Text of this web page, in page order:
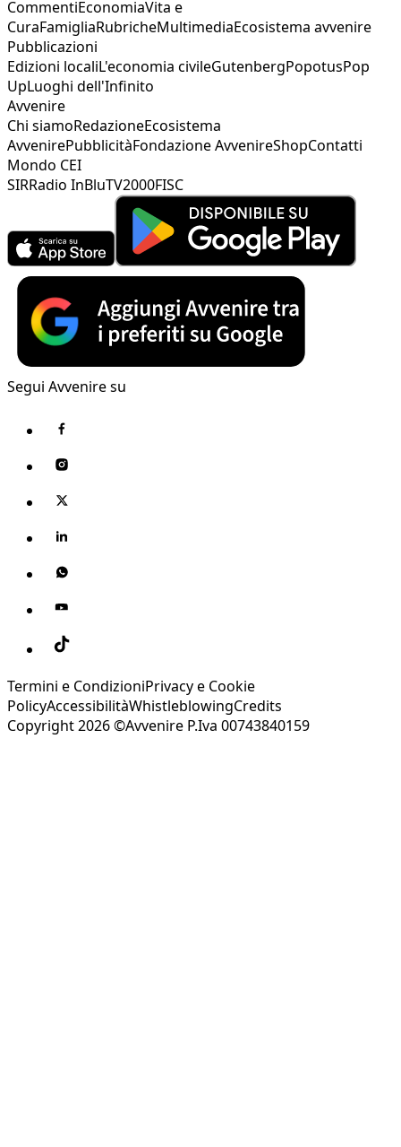
CommentiEconomiaVita e
CuraFamigliaRubricheMultimediaEcosistema avvenire
Pubblicazioni
Edizioni localiL'economia civileGutenbergPopotusPop
UpLuoghi dell'Infinito
Avvenire
Chi siamoRedazioneEcosistema
AvvenirePubblicitàFondazione AvvenireShopContatti
Mondo CEI
SIRRadio InBluTV2000FISC
Segui Avvenire su
Termini e CondizioniPrivacy e Cookie
PolicyAccessibilitàWhistleblowingCredits
Copyright 2026 ©Avvenire P.Iva 00743840159